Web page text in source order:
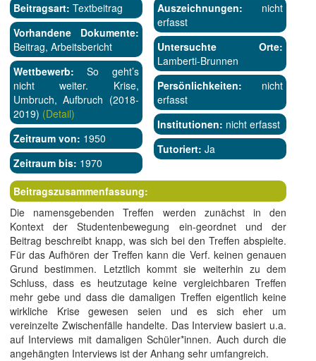
Beitragsart: Textbeitrag
Vorhandene Dokumente:
Beitrag, Arbeitsbericht
Wettbewerb: So geht’s
nicht weiter. Krise,
Umbruch, Aufbruch (2018-
2019) (Detail)
Zeitraum von: 1950
Zeitraum bis: 1970
Auszeichnungen: nicht
erfasst
Untersuchte Orte:
Lamberti-Brunnen
Persönlichkeiten: nicht
erfasst
Institutionen: nicht erfasst
Tutoriert: Ja
Beitragszusammenfassung:
Die namensgebenden Treffen werden zunächst in den
Kontext der Studentenbewegung ein-geordnet und der
Beitrag beschreibt knapp, was sich bei den Treffen abspielte.
Für das Aufhören der Treffen kann die Verf. keinen genauen
Grund bestimmen. Letztlich kommt sie weiterhin zu dem
Schluss, dass es heutzutage keine vergleichbaren Treffen
mehr gebe und dass die damaligen Treffen eigentlich keine
wirkliche Krise gewesen seien und es sich eher um
vereinzelte Zwischenfälle handelte. Das Interview basiert u.a.
auf Interviews mit damaligen Schüler*innen. Auch durch die
angehängten Interviews ist der Anhang sehr umfangreich.